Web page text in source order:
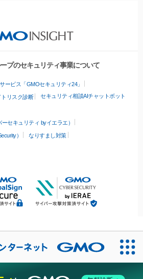
プのセキュリティ事業について
ービス「GMOセキュリティ24」
トリスク診断 セキュリティ相談AIチャットボット
セキュリティ byイエラエ）
）
なりすまし対策